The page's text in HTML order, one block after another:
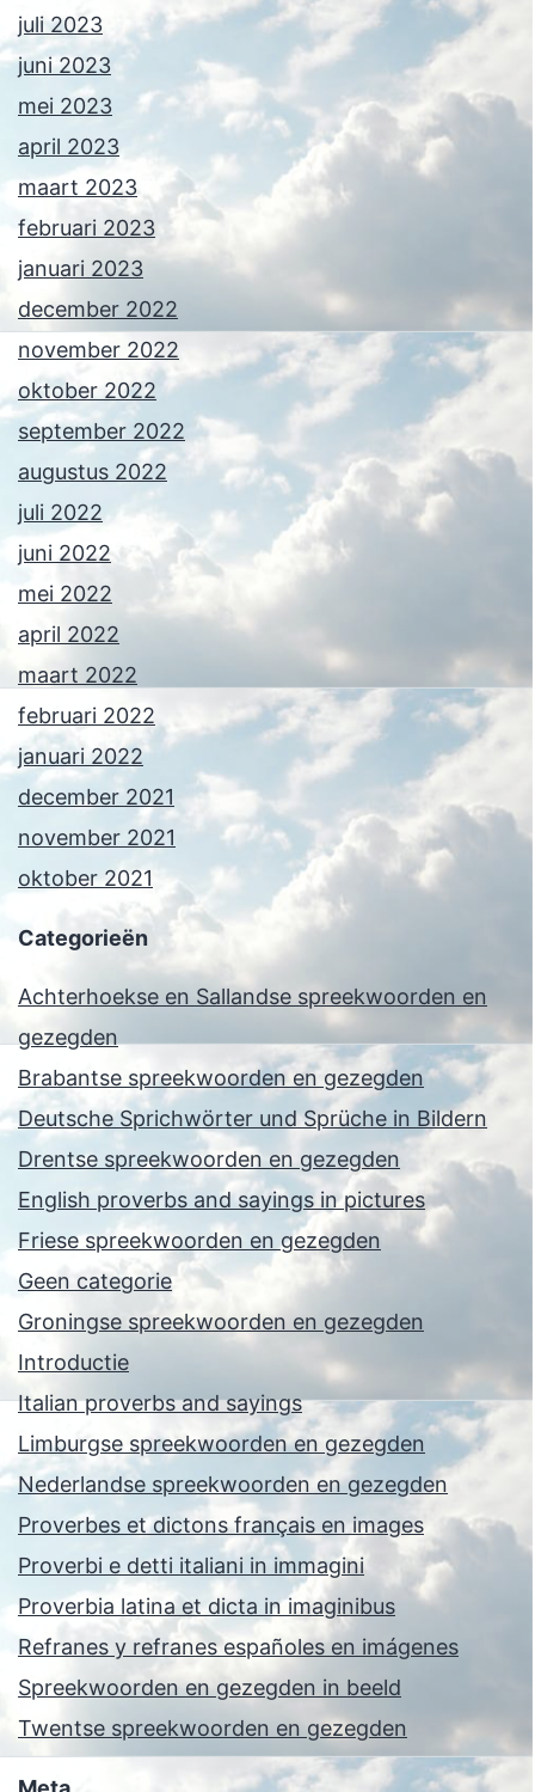
juli 2023
juni 2023
mei 2023
april 2023
maart 2023
februari 2023
januari 2023
december 2022
november 2022
oktober 2022
september 2022
augustus 2022
juli 2022
juni 2022
mei 2022
april 2022
maart 2022
februari 2022
januari 2022
december 2021
november 2021
oktober 2021
Categorieën
Achterhoekse en Sallandse spreekwoorden en
gezegden
Brabantse spreekwoorden en gezegden
Deutsche Sprichwörter und Sprüche in Bildern
Drentse spreekwoorden en gezegden
English proverbs and sayings in pictures
Friese spreekwoorden en gezegden
Geen categorie
Groningse spreekwoorden en gezegden
Introductie
Italian proverbs and sayings
Limburgse spreekwoorden en gezegden
Nederlandse spreekwoorden en gezegden
Proverbes et dictons français en images
Proverbi e detti italiani in immagini
Proverbia latina et dicta in imaginibus
Refranes y refranes españoles en imágenes
Spreekwoorden en gezegden in beeld
Twentse spreekwoorden en gezegden